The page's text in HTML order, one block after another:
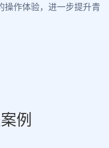
操作体验，进一步提升青
例